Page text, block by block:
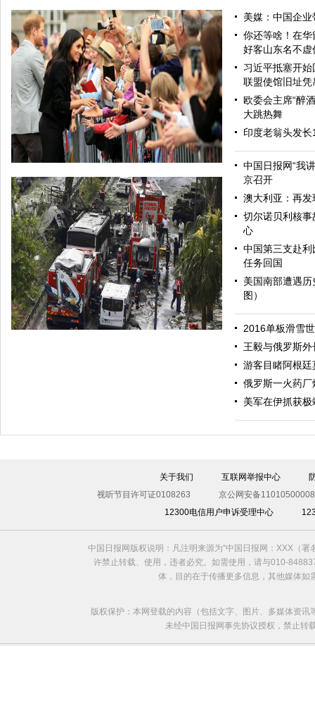
哈里与梅根亮相都柏林街头接受民众欢迎
美媒：中国企
你还等啥！在
好客山东名不虚
习近平抵塞开
联盟使馆旧址凭
欧委会主席“醉
大跳热舞
印度老翁头发
中国日报网“我
京召开
澳大利亚：再
切尔诺贝利核
心
中国第三支赴
任务回国
美国南部遭遇
图）
2016单板滑雪
王毅与俄罗斯
游客目睹阿根
俄罗斯一火药
美军在伊抓获极
关于我们 互联网举报中心
视听节目许可证0108263
京公网安备
12300电信用户申诉受理中心
中国日报网版权说明：凡注明来源为“中国日报网：XXX（
许禁止转载、使用，违者必究。如需使用，请与010-
体，目的在于传播更多信息，其他媒体
版权保护：本网登载的内容（包括文字、图片、多媒体资
未经中国日报网事先协议授权，禁止转